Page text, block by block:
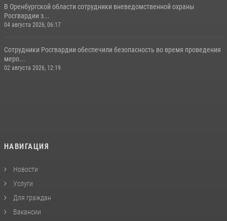
В Оренбургской области сотрудники вневедомственной охраны
Росгвардии з...
04 августа 2026, 06:17
Сотрудники Росгвардии обеспечили безопасность во время проведения
меро...
02 августа 2026, 12:19
НАВИГАЦИЯ
Новости
Услуги
Для граждан
Вакансии